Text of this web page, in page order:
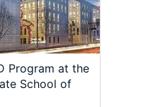
Program at the
School of